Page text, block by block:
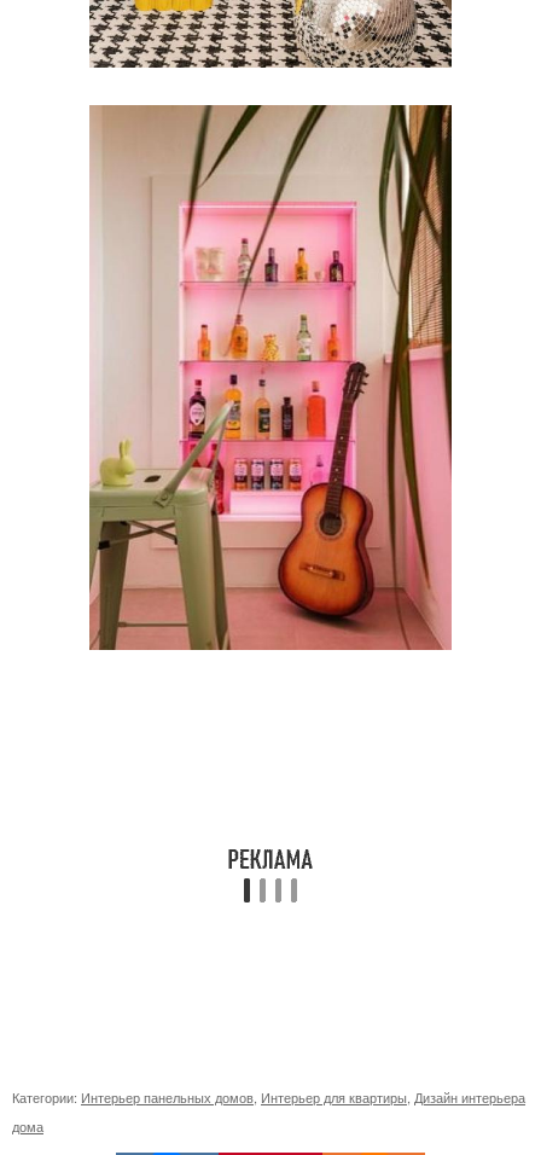
Категории: Интерьер панельных домов Интерьер для квартиры Дизайн интерьера
дома